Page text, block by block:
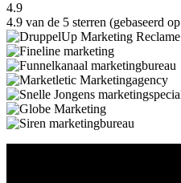
4.9
4.9 van de 5 sterren (gebaseerd op